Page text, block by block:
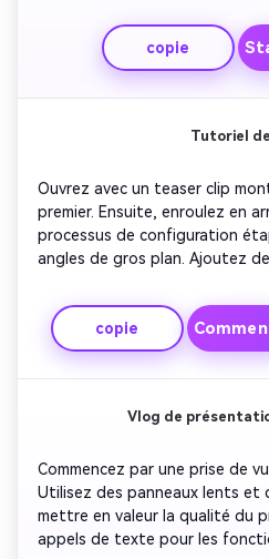
des légendes rapides
Fermez avec vous souriant et
téléspectateurs à commenter
transformations.
copie
Tutoriel
Ouvrez avec un teaser clip
premier. Ensuite, enroulez en
processus de configuration
angles de gros plan. Ajoutez
conseils de voix-off ou de
téléspectateurs. Concluez en
avec une liste de contrôle à
rétention.
copie
Vlog de
Commencez par une prise de
Utilisez des panneaux lents et
mettre en valeur la qualité du
appels de texte pour les